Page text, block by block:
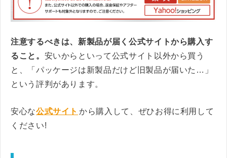
注意するべきは、新製品が届く公式サイトから購入す
ること。 安いからといって公式サイト以外から買う
と、「パッケージは新製品だけど旧製品が届いた…」
という評判があります。
安心な公式サイト から購入して、ぜひお得に利用して
ください!